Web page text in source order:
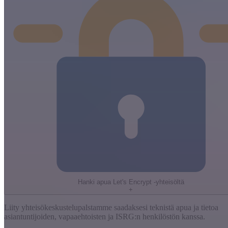
Hanki apua Let's Encrypt -yhteisöltä
+
Liity yhteisökeskustelupalstamme saadaksesi teknistä apua ja tietoa
asiantuntijoiden, vapaaehtoisten ja ISRG:n henkilöstön kanssa.